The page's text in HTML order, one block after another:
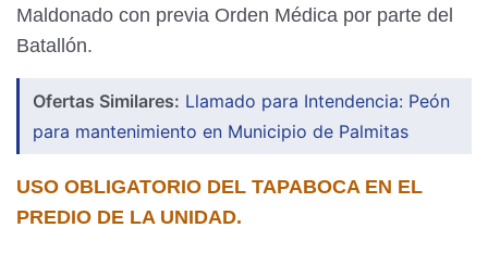
Maldonado con previa Orden Médica por parte del
Batallón.
Ofertas Similares: Llamado para Intendencia: Peón
para mantenimiento en Municipio de Palmitas
USO OBLIGATORIO DEL TAPABOCA EN EL
PREDIO DE LA UNIDAD.